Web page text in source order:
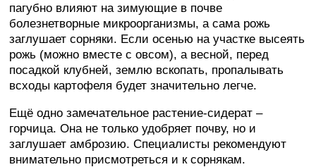
пагубно влияют на зимующие в почве
болезнетворные микроорганизмы, а сама рожь
заглушает сорняки. Если осенью на участке высеять
рожь (можно вместе с овсом), а весной, перед
посадкой клубней, землю вскопать, пропалывать
всходы картофеля будет значительно легче.
Ещё одно замечательное растение-сидерат –
горчица. Она не только удобряет почву, но и
заглушает амброзию. Специалисты рекомендуют
внимательно присмотреться и к сорнякам.